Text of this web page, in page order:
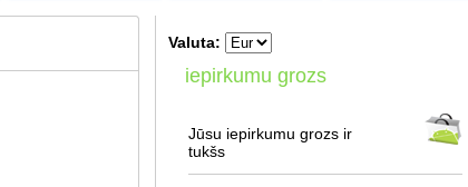
Valuta:
iepirkumu grozs
Jūsu iepirkumu grozs ir
tukšs